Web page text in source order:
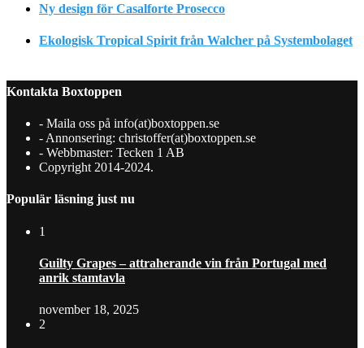
Ny design för Casalforte Prosecco
Ekologisk Tropical Spirit från Walcher på Systembolaget
Kontakta Boxtoppen
- Maila oss på info(at)boxtoppen.se
- Annonsering: christoffer(at)boxtoppen.se
- Webbmaster: Tecken 1 AB
Copyright 2014-2024.
Populär läsning just nu
1
Guilty Grapes – attraherande vin från Portugal med
anrik stamtavla
november 18, 2025
2